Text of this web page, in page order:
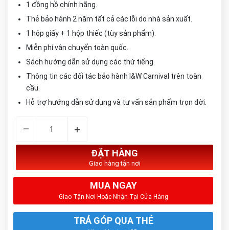
1 đồng hồ chính hãng.
Thẻ bảo hành 2 năm tất cả các lỗi do nhà sản xuất.
1 hộp giấy + 1 hộp thiếc (tùy sản phẩm).
Miễn phí vận chuyển toàn quốc.
Sách hướng dẫn sử dụng các thứ tiếng.
Thông tin các đối tác bảo hành I&W Carnival trên toàn
cầu.
Hỗ trợ hướng dẫn sử dụng và tư vấn sản phẩm trọn đời.
– +
ĐẶT HÀNG
Giao hàng tận nơi
MUA NGAY
Giao Tận Nơi Hoặc Nhận Tại Cửa Hàng
TRẢ GÓP QUA THẺ